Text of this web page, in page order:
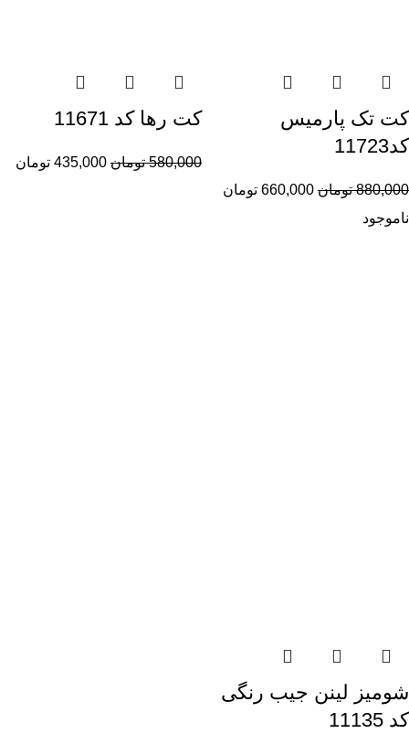
کت تک پارمیس
کد11723
880,000 تومان 660,000 تومان
کت رها کد 11671
580,000 تومان 435,000 تومان
ناموجود
شومیز لینن جیب رنگی
کد 11135